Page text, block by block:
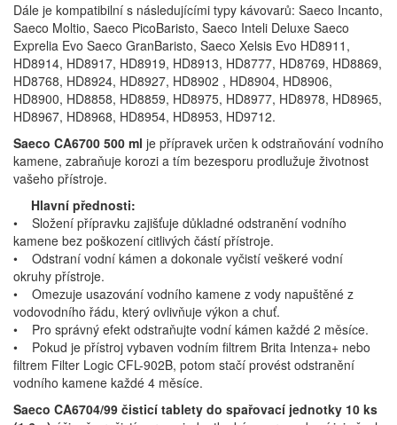
Dále je kompatibilní s následujícími typy kávovarů: Saeco Incanto,
Saeco Moltio, Saeco PicoBaristo, Saeco Inteli Deluxe Saeco
Exprelia Evo Saeco GranBaristo, Saeco Xelsis Evo HD8911,
HD8914, HD8917, HD8919, HD8913, HD8777, HD8769, HD8869,
HD8768, HD8924, HD8927, HD8902 , HD8904, HD8906,
HD8900, HD8858, HD8859, HD8975, HD8977, HD8978, HD8965,
HD8967, HD8968, HD8954, HD8953, HD9712.
Saeco CA6700 500 ml je přípravek určen k odstraňování vodního
kamene, zabraňuje korozi a tím bezesporu prodlužuje životnost
vašeho přístroje.
Hlavní přednosti:
• Složení přípravku zajišťuje důkladné odstranění vodního
kamene bez poškození citlivých částí přístroje.
• Odstraní vodní kámen a dokonale vyčistí veškeré vodní
okruhy přístroje.
• Omezuje usazování vodního kamene z vody napuštěné z
vodovodního řádu, který ovlivňuje výkon a chuť.
• Pro správný efekt odstraňujte vodní kámen každé 2 měsíce.
• Pokud je přístroj vybaven vodním filtrem Brita Intenza+ nebo
filtrem Filter Logic CFL-902B, potom stačí provést odstranění
vodního kamene každé 4 měsíce.
Saeco CA6704/99 čisticí tablety do spařovací jednotky 10 ks